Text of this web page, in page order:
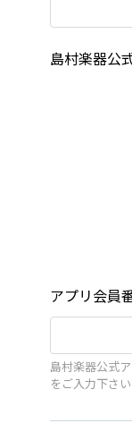
島村楽器公
アプリ会員
島村楽器公式
をご入力下さい